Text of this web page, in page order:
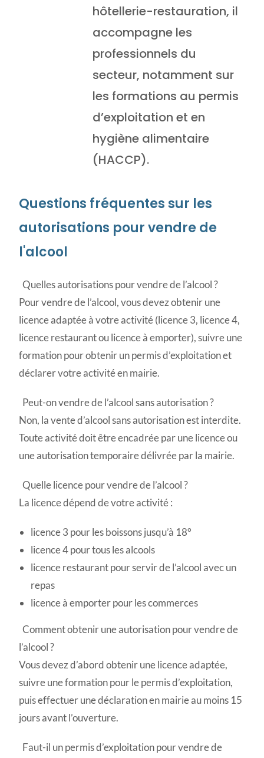
hôtellerie-restauration, il
accompagne les
professionnels du
secteur, notamment sur
les formations au permis
d’exploitation et en
hygiène alimentaire
(HACCP).
Questions fréquentes sur les
autorisations pour vendre de
l'alcool
Quelles autorisations pour vendre de l’alcool ?
Pour vendre de l’alcool, vous devez obtenir une
licence adaptée à votre activité (licence 3, licence 4,
licence restaurant ou licence à emporter), suivre une
formation pour obtenir un permis d’exploitation et
déclarer votre activité en mairie.
Peut-on vendre de l’alcool sans autorisation ?
Non, la vente d’alcool sans autorisation est interdite.
Toute activité doit être encadrée par une licence ou
une autorisation temporaire délivrée par la mairie.
Quelle licence pour vendre de l’alcool ?
La licence dépend de votre activité :
licence 3 pour les boissons jusqu’à 18°
licence 4 pour tous les alcools
licence restaurant pour servir de l’alcool avec un
repas
licence à emporter pour les commerces
Comment obtenir une autorisation pour vendre de
l’alcool ?
Vous devez d’abord obtenir une licence adaptée,
suivre une formation pour le permis d’exploitation,
puis effectuer une déclaration en mairie au moins 15
jours avant l’ouverture.
Faut-il un permis d’exploitation pour vendre de